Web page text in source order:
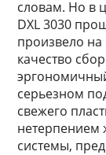
словам. Но в
DXL 3030
произвело
качество
серьезном
свежего
нетерпением
системы,